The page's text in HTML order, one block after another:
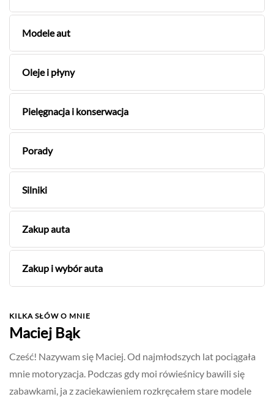
Modele aut
Oleje i płyny
Pielęgnacja i konserwacja
Porady
Silniki
Zakup auta
Zakup i wybór auta
KILKA SŁÓW O MNIE
Maciej Bąk
Cześć! Nazywam się Maciej. Od najmłodszych lat pociągała
mnie motoryzacja. Podczas gdy moi rówieśnicy bawili się
zabawkami, ja z zaciekawieniem rozkręcałem stare modele